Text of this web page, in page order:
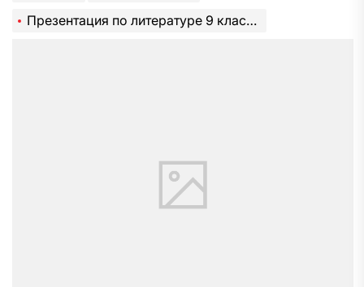
Презентация по литературе 9 класс Биография Лермонтова САМОЕ ПОЛНОЕ РУКОВОДСТВО